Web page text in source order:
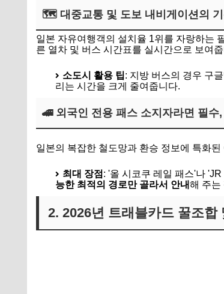
🗺️ 대중교통 및 도보 내비게이션의
일본 자유여행객의 설치율 1위를 자랑하는
른 열차 및 버스 시간표를 실시간으로 보여
소도시 활용 팁: 지방 버스의 경우 구
리는 시간을 크게 줄여줍니다.
🚄 외국인 전용 패스 소지자라면 필
일본의 복잡한 철도망과 환승 정보에 특화
최대 장점 : '올 시코쿠 레일 패스'나
능한 최적의 경로만 골라서 안내해 주는
2. 2026년 트래블카드 꿀조합